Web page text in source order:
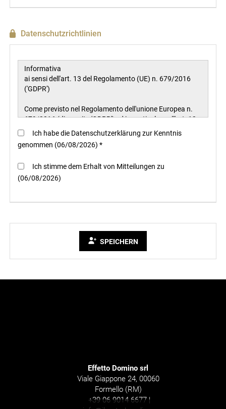
Datenschutzrichtlinien
Ich habe die Datenschutzerklärung zur Kenntnis
genommen (06/08/2026) *
Ich stimme dem Erhalt von Mitteilungen zu
(06/08/2026)
SPEICHERN
Effetto Domino srl
Viale Giappone 24, 00060
Formello (RM)
+39 06 9014 6677 |